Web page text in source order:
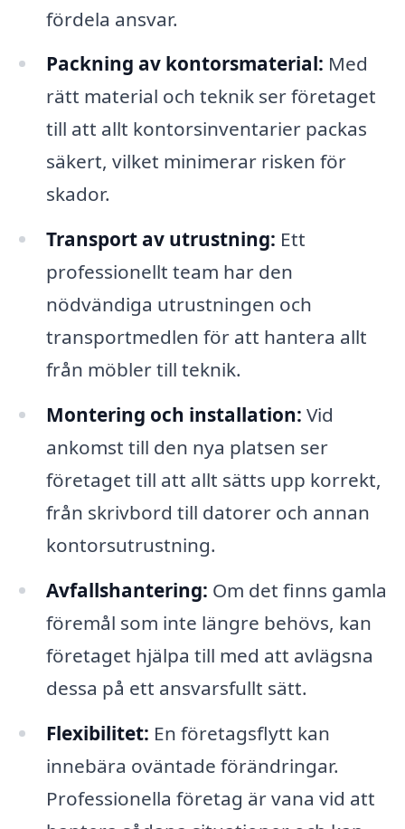
fördela ansvar.
Packning av kontorsmaterial: Med
rätt material och teknik ser företaget
till att allt kontorsinventarier packas
säkert, vilket minimerar risken för
skador.
Transport av utrustning: Ett
professionellt team har den
nödvändiga utrustningen och
transportmedlen för att hantera allt
från möbler till teknik.
Montering och installation: Vid
ankomst till den nya platsen ser
företaget till att allt sätts upp korrekt,
från skrivbord till datorer och annan
kontorsutrustning.
Avfallshantering: Om det finns gamla
föremål som inte längre behövs, kan
företaget hjälpa till med att avlägsna
dessa på ett ansvarsfullt sätt.
Flexibilitet: En företagsflytt kan
innebära oväntade förändringar.
Professionella företag är vana vid att